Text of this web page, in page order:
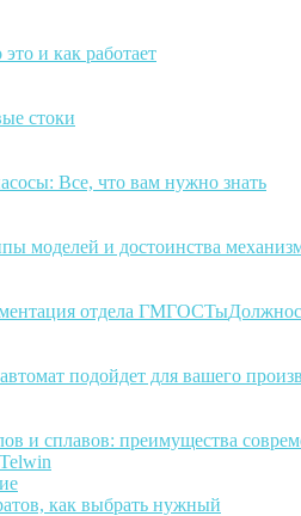
и как работает
стоки
Все, что вам нужно знать
моделей и достоинства
отдела ГМГОСТы
подойдет для вашего
и сплавов: преимущества
как выбрать нужный